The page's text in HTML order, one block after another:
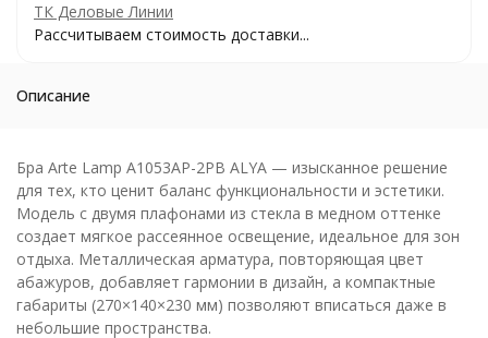
ТК Деловые Линии
Рассчитываем стоимость доставки...
Описание
Бра Arte Lamp A1053AP-2PB ALYA — изысканное решение
для тех, кто ценит баланс функциональности и эстетики.
Модель с двумя плафонами из стекла в медном оттенке
создает мягкое рассеянное освещение, идеальное для зон
отдыха. Металлическая арматура, повторяющая цвет
абажуров, добавляет гармонии в дизайн, а компактные
габариты (270×140×230 мм) позволяют вписаться даже в
небольшие пространства.